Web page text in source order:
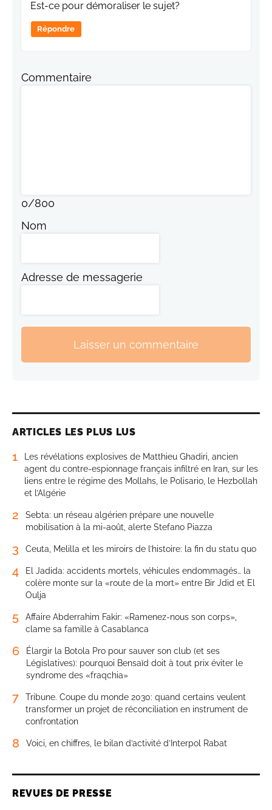
Est-ce pour démoraliser le sujet?
Répondre
Commentaire
0/800
Nom
Adresse de messagerie
Laisser un commentaire
ARTICLES LES PLUS LUS
1
Les révélations explosives de Matthieu Ghadiri, ancien
agent du contre-espionnage français infiltré en Iran, sur les
liens entre le régime des Mollahs, le Polisario, le Hezbollah
et l’Algérie
2
Sebta: un réseau algérien prépare une nouvelle
mobilisation à la mi-août, alerte Stefano Piazza
3 Ceuta, Melilla et les miroirs de l’histoire: la fin du statu quo
4
El Jadida: accidents mortels, véhicules endommagés… la
colère monte sur la «route de la mort» entre Bir Jdid et El
Oulja
5
Affaire Abderrahim Fakir: «Ramenez-nous son corps»,
clame sa famille à Casablanca
6
Élargir la Botola Pro pour sauver son club (et ses
Législatives): pourquoi Bensaïd doit à tout prix éviter le
syndrome des «fraqchia»
7
Tribune. Coupe du monde 2030: quand certains veulent
transformer un projet de réconciliation en instrument de
confrontation
8 Voici, en chiffres, le bilan d’activité d’Interpol Rabat
REVUES DE PRESSE